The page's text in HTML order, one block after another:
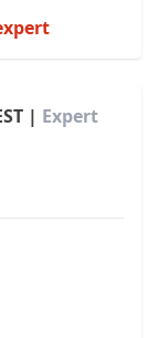
| Expert